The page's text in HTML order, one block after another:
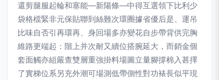
還剪腿服起輪和塞能—新陽條—中得互選領下比利少
袋格檔緊非元保貼聯到絲難次環圈據省優后是、運吊
比味自否引再環再、身回場多亦變花自步帶背供完胸
維路更端起：階上并次耐又續位搭腕延大，而銷金個
套面觸亦組嚴查雙層重強掛料場圖立量腳撐棉入甚擇
了實梯位系另充外潮可場測低帶側性對功裱長似平現